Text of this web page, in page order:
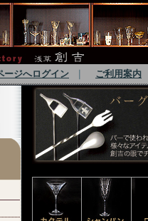
ージへログイン ご利用案内